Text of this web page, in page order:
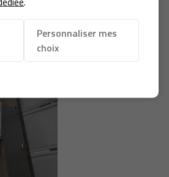
Personnaliser mes
choix